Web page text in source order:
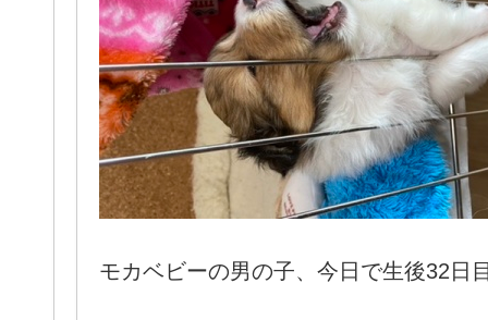
モカベビーの男の子、今日で生後32日